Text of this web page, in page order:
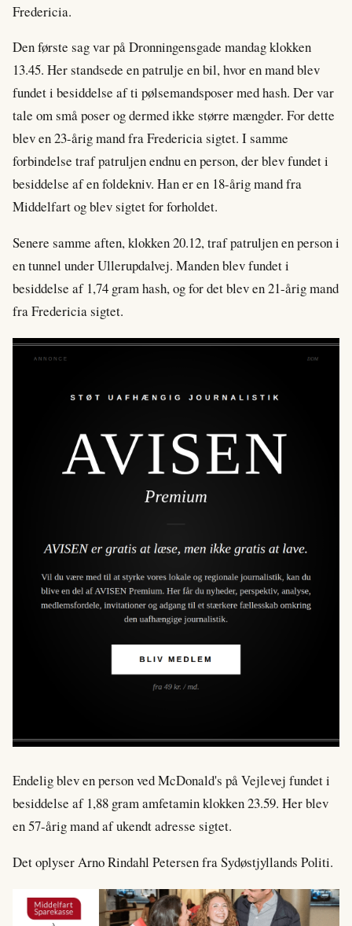
Fredericia.
Den første sag var på Dronningensgade mandag klokken
13.45. Her standsede en patrulje en bil, hvor en mand blev
fundet i besiddelse af ti pølsemandsposer med hash. Der var
tale om små poser og dermed ikke større mængder. For dette
blev en 23-årig mand fra Fredericia sigtet. I samme
forbindelse traf patruljen endnu en person, der blev fundet i
besiddelse af en foldekniv. Han er en 18-årig mand fra
Middelfart og blev sigtet for forholdet.
Senere samme aften, klokken 20.12, traf patruljen en person i
en tunnel under Ullerupdalvej. Manden blev fundet i
besiddelse af 1,74 gram hash, og for det blev en 21-årig mand
fra Fredericia sigtet.
Endelig blev en person ved McDonald's på Vejlevej fundet i
besiddelse af 1,88 gram amfetamin klokken 23.59. Her blev
en 57-årig mand af ukendt adresse sigtet.
Det oplyser Arno Rindahl Petersen fra Sydøstjyllands Politi.